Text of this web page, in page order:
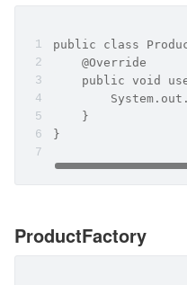
public class
    @Override
public void
    }
}
ProductFactory